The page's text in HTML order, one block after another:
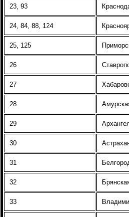
23, 93
24, 84, 88, 124
25, 125
26
27
28
29
30
31
32
33